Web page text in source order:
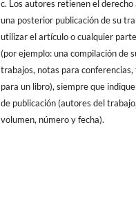
c. Los autores retienen el derecho
una posterior publicación de su
utilizar el artículo o cualquier
(por ejemplo: una compilación de
trabajos, notas para conferencias,
para un libro), siempre que
de publicación (autores del
volumen, número y fecha).